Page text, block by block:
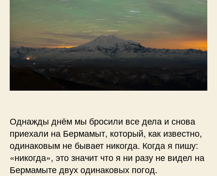
о
Однажды днём мы бросили все дела и снова
приехали на Бермамыт, который, как известно,
одинаковым не бывает никогда. Когда я пишу:
«никогда», это значит что я ни разу не видел на
Бермамыте двух одинаковых погод.